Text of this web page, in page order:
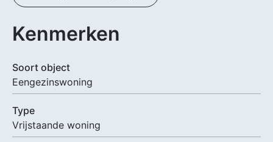
Kenmerken
Soort object
Eengezinswoning
Type
Vrijstaande woning